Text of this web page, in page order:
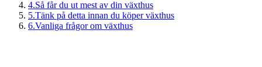
4.Så får du ut mest av din växthus
5.Tänk på detta innan du köper växthus
6.Vanliga frågor om växthus